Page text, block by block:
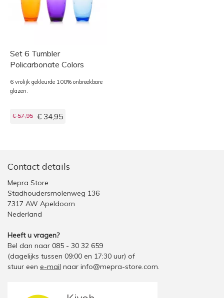
Set 6 Tumbler
Policarbonate Colors
6 vrolijk gekleurde 100% onbreekbare
glazen.
€ 57,95 € 34,95
Contact details
Mepra Store
Stadhoudersmolenweg 136
7317 AW Apeldoorn
Nederland
Heeft u vragen?
Bel dan naar 085 - 30 32 659
(dagelijks tussen 09:00 en 17:30 uur) of
stuur een e-mail naar info@mepra-store.com.